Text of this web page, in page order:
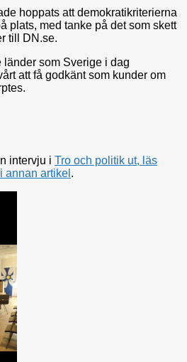
hoppats att demokratikriterierna
plats, med tanke på det som skett
till DN.se.
länder som Sverige i dag
att få godkänt som kunder om
intervju i Tro och politik ut, läs
annan artikel .